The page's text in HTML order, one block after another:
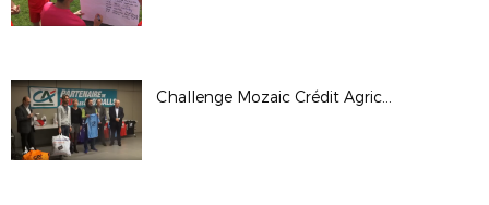
Challenge Mozaic Crédit Agricole 2019